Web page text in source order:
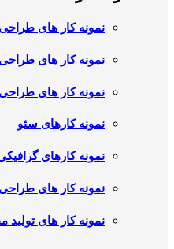
نمونه کار های
نمونه کار های
نمونه کار های طراحی
نمونه کارهای سئو
نمونه کارهای
نمونه کار های
نمونه کار های تولید